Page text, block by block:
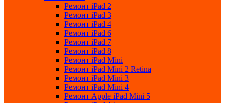
Ремонт iPad 2
Ремонт iPad 3
Ремонт iPad 4
Ремонт iPad 6
Ремонт iPad 7
Ремонт iPad 8
Ремонт iPad Mini
Ремонт iPad Mini 2 Retina
Ремонт iPad Mini 3
Ремонт iPad Mini 4
Ремонт Apple iPad Mini 5